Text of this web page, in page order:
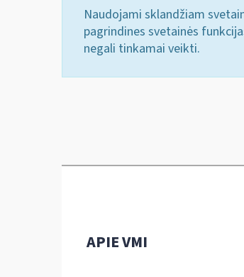
Naudojami sklandžiam
pagrindines svetainės
negali tinkamai veikti.
APIE VMI